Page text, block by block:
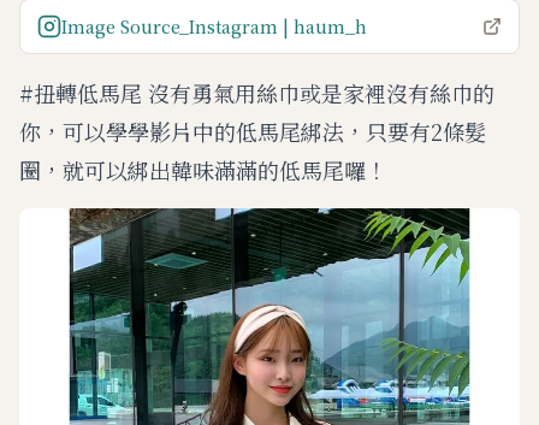
Image Source_Instagram | haum_h
#扭轉低馬尾 沒有勇氣用絲巾或是家裡沒有絲巾的
你，可以學學影片中的低馬尾綁法，只要有2條髮
圈，就可以綁出韓味滿滿的低馬尾囉！